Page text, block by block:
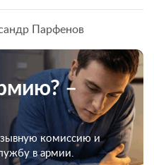
Парфенов
–
комиссию и
в армии.